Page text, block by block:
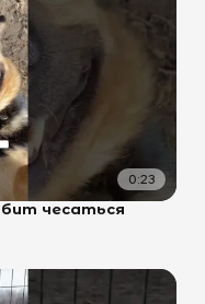
0:23
чесаться